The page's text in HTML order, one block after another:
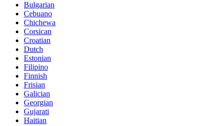
Bulgarian
Cebuano
Chichewa
Corsican
Croatian
Dutch
Estonian
Filipino
Finnish
Frisian
Galician
Georgian
Gujarati
Haitian